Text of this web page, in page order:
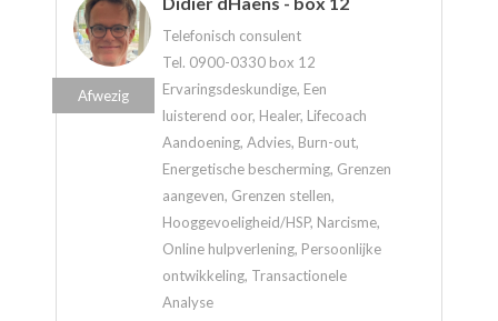
Telefonisch consulent
Tel. 0900-0330 box 12
Ervaringsdeskundige, Een
luisterend oor, Healer, Lifecoach
Aandoening, Advies, Burn-out,
Energetische bescherming, Grenzen
aangeven, Grenzen stellen,
Hooggevoeligheid/HSP, Narcisme,
Online hulpverlening, Persoonlijke
ontwikkeling, Transactionele
Analyse
Afwezig